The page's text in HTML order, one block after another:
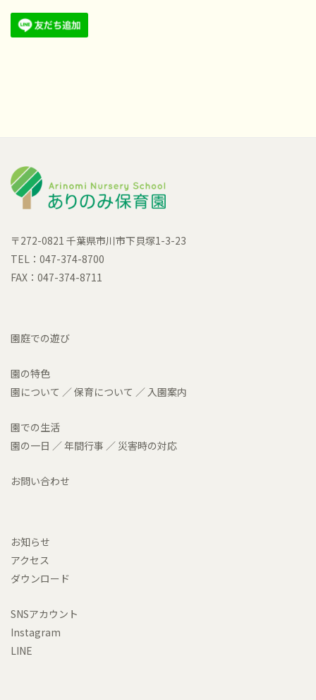
〒272-0821 千葉県市川市下貝塚1-3-23
TEL：047-374-8700
FAX：047-374-8711
園庭での遊び
園の特色
園について ／保育について ／ 入園案内
園での生活
園の一日 ／年間行事 ／ 災害時の対応
お問い合わせ
お知らせ
アクセス
ダウンロード
SNSアカウント
Instagram
LINE